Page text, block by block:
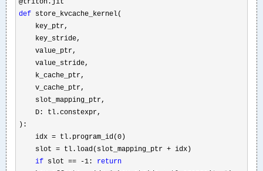
def store_kvcache_kernel(
    key_ptr,
    key_stride,
    value_ptr,
    value_stride,
    k_cache_ptr,
    v_cache_ptr,
    slot_mapping_ptr,
    D: tl.constexpr,
):
    idx
= tl.program_id(0)
    slot
= tl.load(slot_mapping_ptr + idx)
if slot == -1: return